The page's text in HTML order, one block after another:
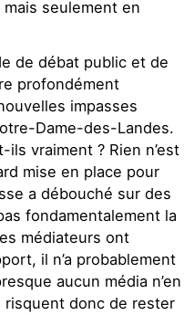
seulement en
de débat public et de
profondément
impasses
Dame-des-Landes.
vraiment ? Rien n’est
mise en place pour
a débouché sur des
fondamentalement la
médiateurs ont
il n’a probablement
aucun média n’en
risquent donc de rester